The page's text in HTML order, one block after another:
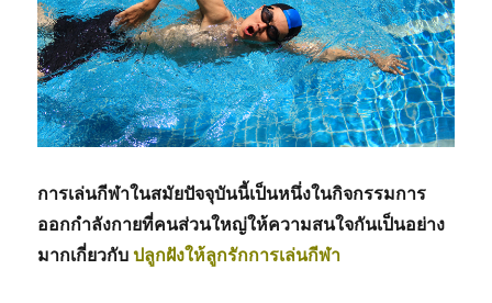
การเล่นกีฬาในสมัยปัจจุบันนี้เป็นหนึ่งในกิจกรรมการ
ออกกำลังกายที่คนส่วนใหญ่ให้ความสนใจกันเป็นอย่าง
มากเกี่ยวกับปลูกฝังให้ลูกรักการเล่นกีฬา